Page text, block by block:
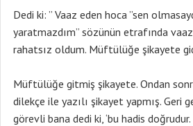
Dedi ki: ” Vaaz eden hoca ”sen
yaratmazdım” sözünün etrafında
rahatsız oldum. Müftülüğe şikayete
Müftülüğe gitmiş şikayete. Ondan
dilekçe ile yazılı şikayet yapmış. Geri
görevli bana dedi ki, ‘bu hadis